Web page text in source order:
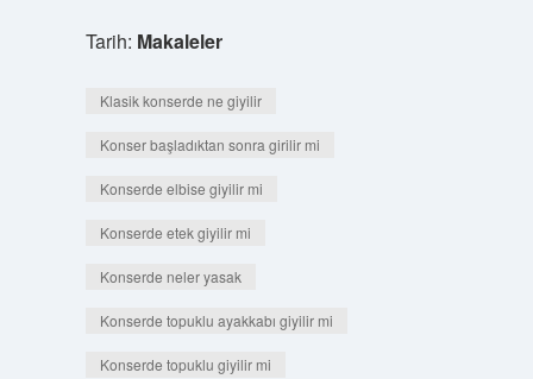
Tarih: Makaleler
Klasik konserde ne giyilir
Konser başladıktan sonra girilir mi
Konserde elbise giyilir mi
Konserde etek giyilir mi
Konserde neler yasak
Konserde topuklu ayakkabı giyilir mi
Konserde topuklu giyilir mi